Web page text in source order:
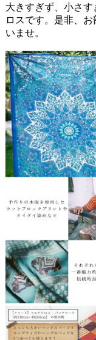
大きすぎず、小さ
ロスです。是非、
いませ。